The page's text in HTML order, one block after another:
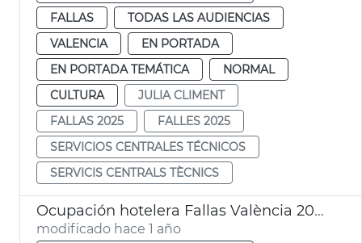
FALLAS
TODAS LAS AUDIENCIAS
VALENCIA
EN PORTADA
EN PORTADA TEMÁTICA
NORMAL
CULTURA
JULIA CLIMENT
FALLAS 2025
FALLES 2025
SERVICIOS CENTRALES TÉCNICOS
SERVICIS CENTRALS TÈCNICS
Ocupación hotelera Fallas València 2025
modificado hace 1 año